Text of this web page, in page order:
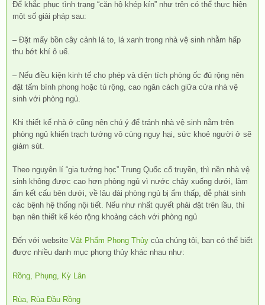
Để khắc phục tình trạng “căn hộ khép kín” như trên có thể thực hiện
một số giải pháp sau:
– Đặt mấy bồn cây cảnh lá to, lá xanh trong nhà vệ sinh nhằm hấp
thu bớt khí ô uế.
– Nếu điều kiện kinh tế cho phép và diện tích phòng ốc đủ rộng nên
đặt tấm bình phong hoặc tủ rộng, cao ngăn cách giữa cửa nhà vệ
sinh với phòng ngủ.
Khi thiết kế nhà ở cũng nên chú ý để tránh nhà vệ sinh nằm trên
phòng ngủ khiến trạch tướng vô cùng nguy hại, sức khoẻ người ở sẽ
giảm sút.
Theo nguyên lí “gia tướng học” Trung Quốc cổ truyền, thì nền nhà vệ
sinh không được cao hơn phòng ngủ vì nước chảy xuống dưới, làm
ẩm kết cấu bên dưới, về lâu dài phòng ngủ bị ẩm thấp, dễ phát sinh
các bệnh hệ thống nội tiết. Nếu như nhất quyết phải đặt trên lầu, thì
bạn nên thiết kế kéo rộng khoảng cách với phòng ngủ
Đến với website Vật Phẩm Phong Thủy của chúng tôi, bạn có thể biết
được nhiều danh mục phong thủy khác nhau như:
Rồng, Phụng, Kỳ Lân
Rùa, Rùa Đầu Rồng